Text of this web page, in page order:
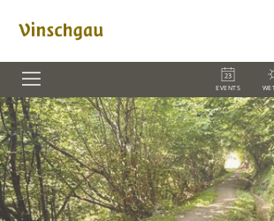
EVENTS